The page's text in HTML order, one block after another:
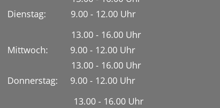
Dienstag:
9.00 - 12.00 Uhr
13.00 - 16.00 Uhr
Mittwoch: 9.00 - 12.00 Uhr
13.00 - 16.00 Uhr
Donnerstag: 9.00 - 12.00 Uhr
13.00 - 16.00 Uhr